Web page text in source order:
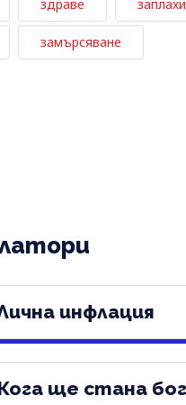
здраве заплахи
замърсяване
инфлация
ще стана